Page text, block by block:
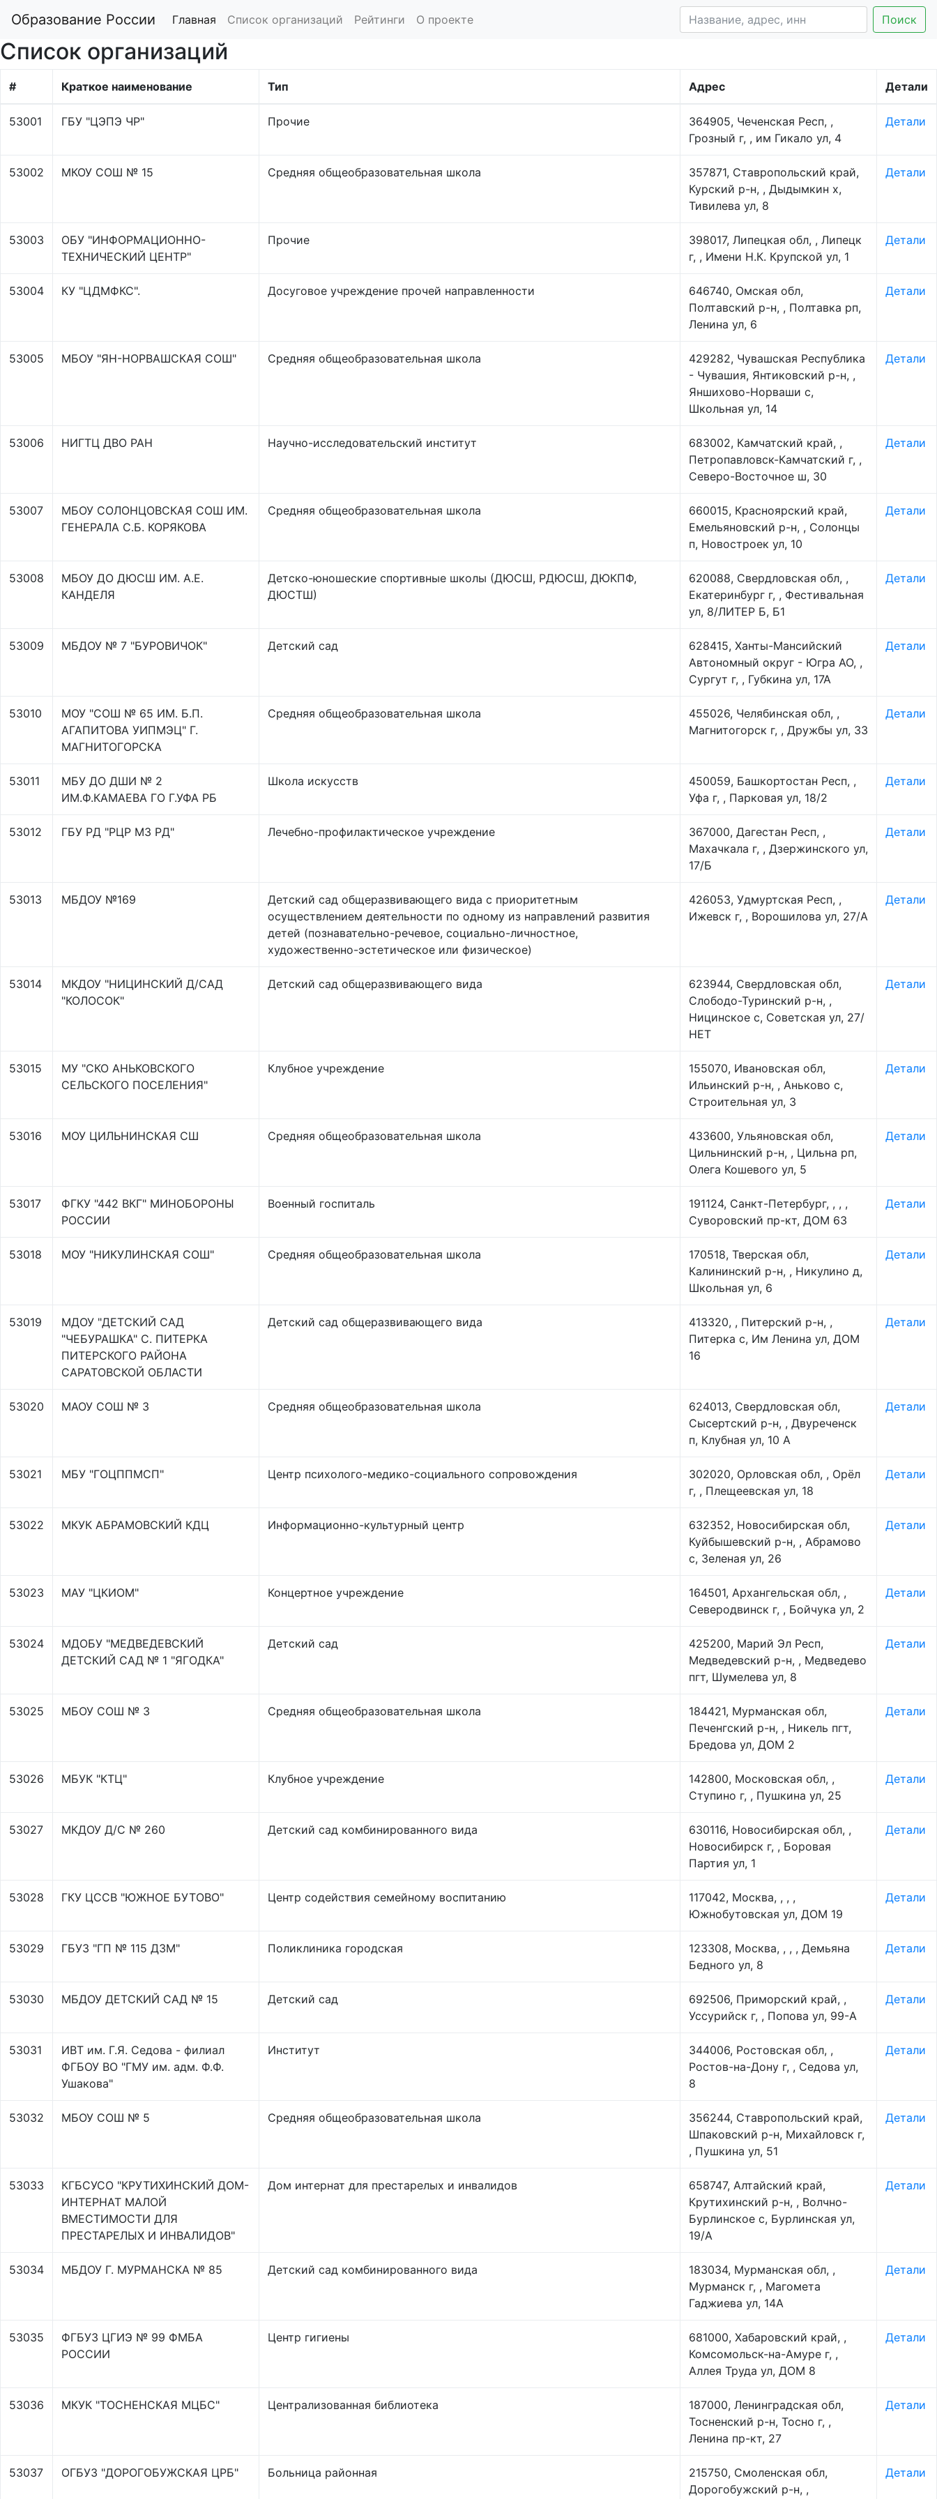
Образование России Главная Список организаций Рейтинги О проекте Поиск
Список организаций
# Краткое наименование Тип Адрес Детали
53001 ГБУ "ЦЭПЭ ЧР" Прочие
364905, Чеченская Респ, ,
Грозный г, , им Гикало ул, 4
Детали
53002 МКОУ СОШ № 15 Средняя общеобразовательная школа
357871, Ставропольский край,
Курский р-н, , Дыдымкин х,
Тивилева ул, 8
Детали
53003
ОБУ "ИНФОРМАЦИОННО-
ТЕХНИЧЕСКИЙ ЦЕНТР"
Прочие
398017, Липецкая обл, , Липецк
г, , Имени Н.К. Крупской ул, 1
Детали
53004 КУ "ЦДМФКС". Досуговое учреждение прочей направленности
646740, Омская обл,
Полтавский р-н, , Полтавка рп,
Ленина ул, 6
Детали
53005 МБОУ "ЯН-НОРВАШСКАЯ СОШ" Средняя общеобразовательная школа
429282, Чувашская Республика
- Чувашия, Янтиковский р-н, ,
Яншихово-Норваши с,
Школьная ул, 14
Детали
53006 НИГТЦ ДВО РАН Научно-исследовательский институт
683002, Камчатский край, ,
Петропавловск-Камчатский г, ,
Северо-Восточное ш, 30
Детали
53007
МБОУ СОЛОНЦОВСКАЯ СОШ ИМ.
ГЕНЕРАЛА С.Б. КОРЯКОВА
Средняя общеобразовательная школа
660015, Красноярский край,
Емельяновский р-н, , Солонцы
п, Новостроек ул, 10
Детали
53008
МБОУ ДО ДЮСШ ИМ. А.Е.
КАНДЕЛЯ
Детско-юношеские спортивные школы (ДЮСШ, РДЮСШ, ДЮКПФ,
ДЮСТШ)
620088, Свердловская обл, ,
Екатеринбург г, , Фестивальная
ул, 8/ЛИТЕР Б, Б1
Детали
53009 МБДОУ № 7 "БУРОВИЧОК" Детский сад
628415, Ханты-Мансийский
Автономный округ - Югра АО, ,
Сургут г, , Губкина ул, 17А
Детали
53010
МОУ "СОШ № 65 ИМ. Б.П.
АГАПИТОВА УИПМЭЦ" Г.
МАГНИТОГОРСКА
Средняя общеобразовательная школа
455026, Челябинская обл, ,
Магнитогорск г, , Дружбы ул, 33
Детали
53011
МБУ ДО ДШИ № 2
ИМ.Ф.КАМАЕВА ГО Г.УФА РБ
Школа искусств
450059, Башкортостан Респ, ,
Уфа г, , Парковая ул, 18/2
Детали
53012 ГБУ РД "РЦР МЗ РД" Лечебно-профилактическое учреждение
367000, Дагестан Респ, ,
Махачкала г, , Дзержинского ул,
17/Б
Детали
53013 МБДОУ №169
Детский сад общеразвивающего вида с приоритетным
осуществлением деятельности по одному из направлений развития
детей (познавательно-речевое, социально-личностное,
художественно-эстетическое или физическое)
426053, Удмуртская Респ, ,
Ижевск г, , Ворошилова ул, 27/А
Детали
53014
МКДОУ "НИЦИНСКИЙ Д/САД
"КОЛОСОК"
Детский сад общеразвивающего вида
623944, Свердловская обл,
Слободо-Туринский р-н, ,
Ницинское с, Советская ул, 27/
НЕТ
Детали
53015
МУ "СКО АНЬКОВСКОГО
СЕЛЬСКОГО ПОСЕЛЕНИЯ"
Клубное учреждение
155070, Ивановская обл,
Ильинский р-н, , Аньково с,
Строительная ул, 3
Детали
53016 МОУ ЦИЛЬНИНСКАЯ СШ Средняя общеобразовательная школа
433600, Ульяновская обл,
Цильнинский р-н, , Цильна рп,
Олега Кошевого ул, 5
Детали
53017
ФГКУ "442 ВКГ" МИНОБОРОНЫ
РОССИИ
Военный госпиталь
191124, Санкт-Петербург, , , ,
Суворовский пр-кт, ДОМ 63
Детали
53018 МОУ "НИКУЛИНСКАЯ СОШ" Средняя общеобразовательная школа
170518, Тверская обл,
Калининский р-н, , Никулино д,
Школьная ул, 6
Детали
53019
МДОУ "ДЕТСКИЙ САД
"ЧЕБУРАШКА" С. ПИТЕРКА
ПИТЕРСКОГО РАЙОНА
САРАТОВСКОЙ ОБЛАСТИ
Детский сад общеразвивающего вида
413320, , Питерский р-н, ,
Питерка с, Им Ленина ул, ДОМ
16
Детали
53020 МАОУ СОШ № 3 Средняя общеобразовательная школа
624013, Свердловская обл,
Сысертский р-н, , Двуреченск
п, Клубная ул, 10 А
Детали
53021 МБУ "ГОЦППМСП" Центр психолого-медико-социального сопровождения
302020, Орловская обл, , Орёл
г, , Плещеевская ул, 18
Детали
53022 МКУК АБРАМОВСКИЙ КДЦ Информационно-культурный центр
632352, Новосибирская обл,
Куйбышевский р-н, , Абрамово
с, Зеленая ул, 26
Детали
53023 МАУ "ЦКИОМ" Концертное учреждение
164501, Архангельская обл, ,
Северодвинск г, , Бойчука ул, 2
Детали
53024
МДОБУ "МЕДВЕДЕВСКИЙ
ДЕТСКИЙ САД № 1 "ЯГОДКА"
Детский сад
425200, Марий Эл Респ,
Медведевский р-н, , Медведево
пгт, Шумелева ул, 8
Детали
53025 МБОУ СОШ № 3 Средняя общеобразовательная школа
184421, Мурманская обл,
Печенгский р-н, , Никель пгт,
Бредова ул, ДОМ 2
Детали
53026 МБУК "КТЦ" Клубное учреждение
142800, Московская обл, ,
Ступино г, , Пушкина ул, 25
Детали
53027 МКДОУ Д/С № 260 Детский сад комбинированного вида
630116, Новосибирская обл, ,
Новосибирск г, , Боровая
Партия ул, 1
Детали
53028 ГКУ ЦССВ "ЮЖНОЕ БУТОВО" Центр содействия семейному воспитанию
117042, Москва, , , ,
Южнобутовская ул, ДОМ 19
Детали
53029 ГБУЗ "ГП № 115 ДЗМ" Поликлиника городская
123308, Москва, , , , Демьяна
Бедного ул, 8
Детали
53030 МБДОУ ДЕТСКИЙ САД № 15 Детский сад
692506, Приморский край, ,
Уссурийск г, , Попова ул, 99-А
Детали
53031
ИВТ им. Г.Я. Седова - филиал
ФГБОУ ВО "ГМУ им. адм. Ф.Ф.
Ушакова"
Институт
344006, Ростовская обл, ,
Ростов-на-Дону г, , Седова ул,
8
Детали
53032 МБОУ СОШ № 5 Средняя общеобразовательная школа
356244, Ставропольский край,
Шпаковский р-н, Михайловск г,
, Пушкина ул, 51
Детали
53033
КГБСУСО "КРУТИХИНСКИЙ ДОМ-
ИНТЕРНАТ МАЛОЙ
ВМЕСТИМОСТИ ДЛЯ
ПРЕСТАРЕЛЫХ И ИНВАЛИДОВ"
Дом интернат для престарелых и инвалидов
658747, Алтайский край,
Крутихинский р-н, , Волчно-
Бурлинское с, Бурлинская ул,
19/А
Детали
53034 МБДОУ Г. МУРМАНСКА № 85 Детский сад комбинированного вида
183034, Мурманская обл, ,
Мурманск г, , Магомета
Гаджиева ул, 14А
Детали
53035
ФГБУЗ ЦГИЭ № 99 ФМБА
РОССИИ
Центр гигиены
681000, Хабаровский край, ,
Комсомольск-на-Амуре г, ,
Аллея Труда ул, ДОМ 8
Детали
53036 МКУК "ТОСНЕНСКАЯ МЦБС" Централизованная библиотека
187000, Ленинградская обл,
Тосненский р-н, Тосно г, ,
Ленина пр-кт, 27
Детали
53037 ОГБУЗ "ДОРОГОБУЖСКАЯ ЦРБ" Больница районная
215750, Смоленская обл,
Дорогобужский р-н, ,
Детали